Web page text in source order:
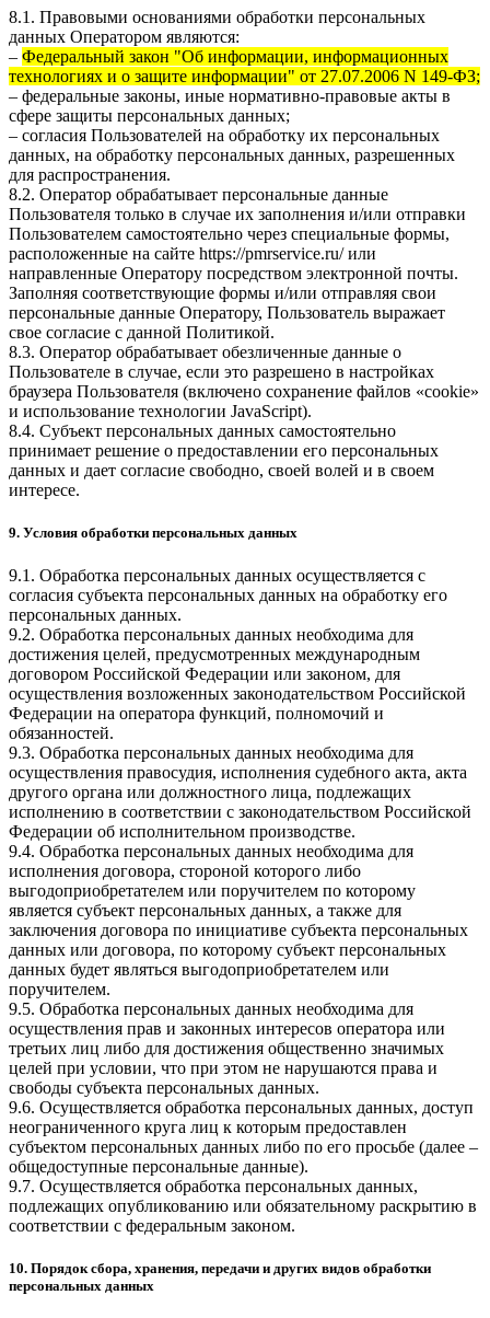
8.1. Правовыми основаниями обработки персональных
данных Оператором являются:
– Федеральный закон "Об информации, информационных
технологиях и о защите информации" от 27.07.2006 N 149-ФЗ;
– федеральные законы, иные нормативно-правовые акты в
сфере защиты персональных данных;
– согласия Пользователей на обработку их персональных
данных, на обработку персональных данных, разрешенных
для распространения.
8.2. Оператор обрабатывает персональные данные
Пользователя только в случае их заполнения и/или отправки
Пользователем самостоятельно через специальные формы,
расположенные на сайте https://pmrservice.ru/или
направленные Оператору посредством электронной почты.
Заполняя соответствующие формы и/или отправляя свои
персональные данные Оператору, Пользователь выражает
свое согласие с данной Политикой.
8.3. Оператор обрабатывает обезличенные данные о
Пользователе в случае, если это разрешено в настройках
браузера Пользователя (включено сохранение файлов «cookie»
и использование технологии JavaScript).
8.4. Субъект персональных данных самостоятельно
принимает решение о предоставлении его персональных
данных и дает согласие свободно, своей волей и в своем
интересе.
9. Условия обработки персональных данных
9.1. Обработка персональных данных осуществляется с
согласия субъекта персональных данных на обработку его
персональных данных.
9.2. Обработка персональных данных необходима для
достижения целей, предусмотренных международным
договором Российской Федерации или законом, для
осуществления возложенных законодательством Российской
Федерации на оператора функций, полномочий и
обязанностей.
9.3. Обработка персональных данных необходима для
осуществления правосудия, исполнения судебного акта, акта
другого органа или должностного лица, подлежащих
исполнению в соответствии с законодательством Российской
Федерации об исполнительном производстве.
9.4. Обработка персональных данных необходима для
исполнения договора, стороной которого либо
выгодоприобретателем или поручителем по которому
является субъект персональных данных, а также для
заключения договора по инициативе субъекта персональных
данных или договора, по которому субъект персональных
данных будет являться выгодоприобретателем или
поручителем.
9.5. Обработка персональных данных необходима для
осуществления прав и законных интересов оператора или
третьих лиц либо для достижения общественно значимых
целей при условии, что при этом не нарушаются права и
свободы субъекта персональных данных.
9.6. Осуществляется обработка персональных данных, доступ
неограниченного круга лиц к которым предоставлен
субъектом персональных данных либо по его просьбе (далее –
общедоступные персональные данные).
9.7. Осуществляется обработка персональных данных,
подлежащих опубликованию или обязательному раскрытию в
соответствии с федеральным законом.
10. Порядок сбора, хранения, передачи и других видов обработки
персональных данных